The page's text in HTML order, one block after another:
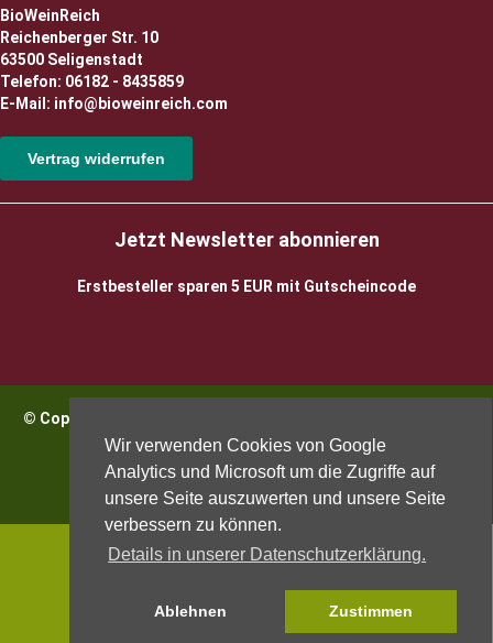
Wir verwenden Cookies von Google
Analytics und Microsoft um die Zugriffe auf
unsere Seite auszuwerten und unsere Seite
verbessern zu können.
Details in unserer Datenschutzerklärung.
Ablehnen Zustimmen
BioWeinReich
Reichenberger Str. 10
63500 Seligenstadt
Telefon: 06182 - 8435859
E-Mail: info@bioweinreich.com
Vertrag widerrufen
Jetzt Newsletter abonnieren
Erstbesteller sparen 5 EUR mit Gutscheincode
© Copyright 2026 BioWeinReich. Alle Rechte vorbehalten |
Impressum